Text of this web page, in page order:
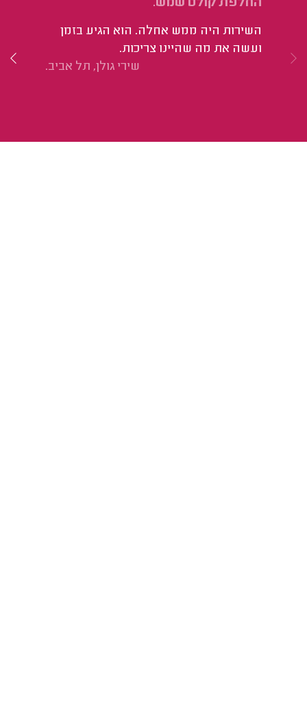
החלפת קולט שמש.
השירות היה ממש אחלה. הוא הגיע בזמן
ועשה את מה שהיינו צריכות.
שירי גולן, תל אביב.